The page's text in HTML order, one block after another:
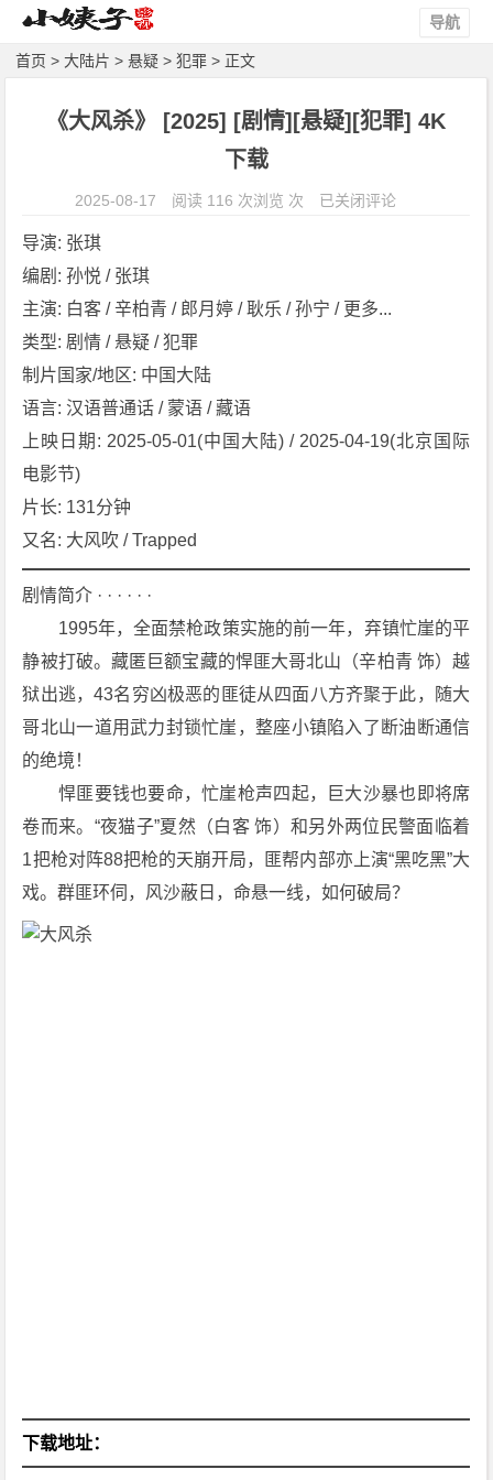
导航
首页 >大陆片 >悬疑 >犯罪 > 正文
《大风杀》 [2025] [剧情][悬疑][犯罪] 4K
下载
2025-08-17 阅读 116 次浏览 次
《大
0
[悬
已关闭评论
导演: 张琪
编剧: 孙悦 / 张琪
主演: 白客 / 辛柏青 / 郎月婷 / 耿乐 / 孙宁 / 更多...
类型: 剧情 / 悬疑 / 犯罪
制片国家/地区: 中国大陆
语言: 汉语普通话 / 蒙语 / 藏语
上映日期: 2025-05-01(中国大陆) / 2025-04-19(北京国际
电影节)
片长: 131分钟
又名: 大风吹 / Trapped
剧情简介 · · · · · ·
1995年，全面禁枪政策实施的前一年，弃镇忙崖的平
静被打破。藏匿巨额宝藏的悍匪大哥北山（辛柏青 饰）越
狱出逃，43名穷凶极恶的匪徒从四面八方齐聚于此，随大
哥北山一道用武力封锁忙崖，整座小镇陷入了断油断通信
的绝境！
悍匪要钱也要命，忙崖枪声四起，巨大沙暴也即将席
卷而来。“夜猫子”夏然（白客 饰）和另外两位民警面临着
1把枪对阵88把枪的天崩开局，匪帮内部亦上演“黑吃黑”大
戏。群匪环伺，风沙蔽日，命悬一线，如何破局？
下载地址：